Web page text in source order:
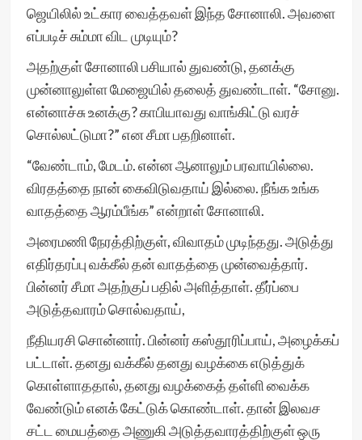
ஜெயிலில் உட்கார வைத்தவள் இந்த சோனாலி. அவளை
எப்படிச் சும்மா விட முடியும்?
அதற்குள் சோனாலி பசியால் துவண்டு, தனக்கு
முன்னாலுள்ள மேஜையில் தலைத் துவண்டாள். “சோனு.
என்னாச்சு உனக்கு? காபியாவது வாங்கிட்டு வரச்
சொல்லட்டுமா?” என சீமா பதறினாள்.
“வேண்டாம், மேடம். என்ன ஆனாலும் பரவாயில்லை.
விரதத்தை நான் கைவிடுவதாய் இல்லை. நீங்க உங்க
வாதத்தை ஆரம்பீங்க” என்றாள் சோனாலி.
அரைமணி நேரத்திற்குள், விவாதம் முடிந்தது. அடுத்து
எதிர்தரப்பு வக்கீல் தன் வாதத்தை முன்வைத்தார்.
பின்னர் சீமா அதற்குப் பதில் அளித்தாள். தீர்ப்பை
அடுத்தவாரம் சொல்வதாய்,
நீதியரசி சொன்னார். பின்னர் கஸ்தூரிப்பாய், அழைக்கப்
பட்டாள். தனது வக்கீல் தனது வழக்கை எடுத்துக்
கொள்ளாததால், தனது வழக்கைத் தள்ளி வைக்க
வேண்டும் எனக் கேட்டுக் கொண்டாள். தான் இலவச
சட்ட மையத்தை அணுகி அடுத்தவாரத்திற்குள் ஒரு